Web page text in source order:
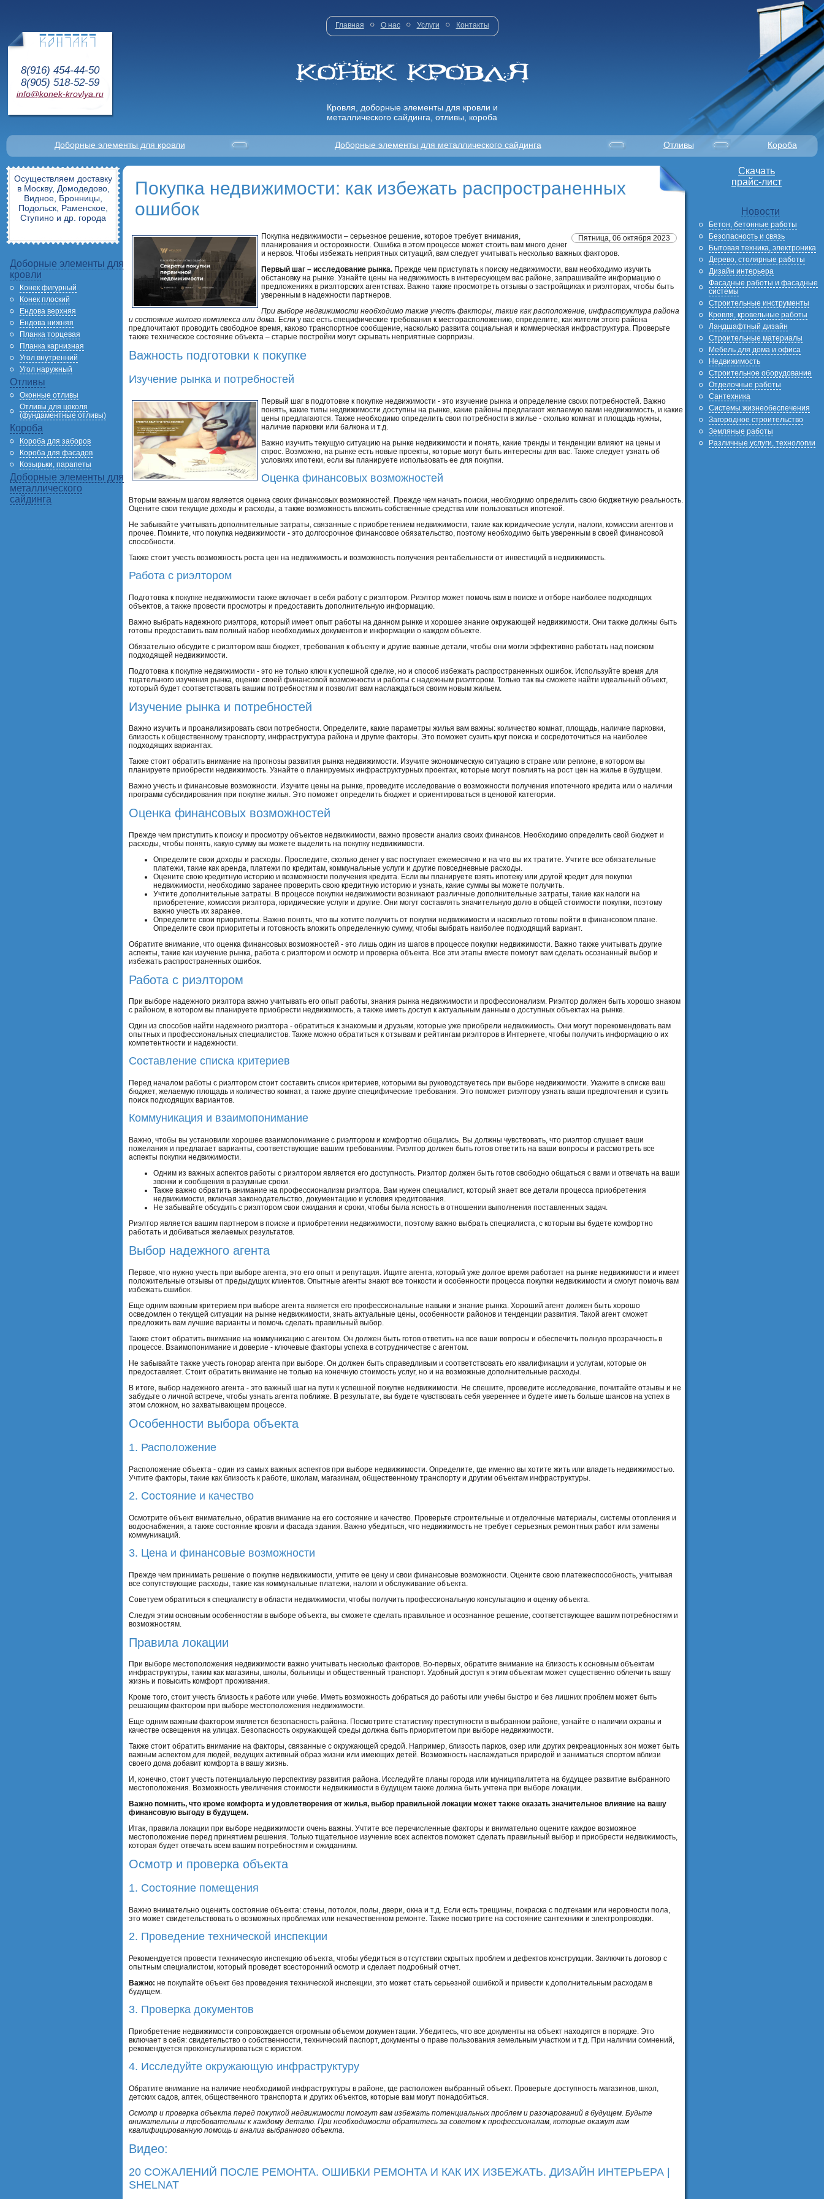
8(916) 454-44-50
8(905) 518-52-59
info@konek-krovlya.ru
Главная О нас Услуги Контакты
Кровля, доборные элементы для кровли и
металлического сайдинга, отливы, короба
Доборные элементы для кровли Доборные элементы для металлического сайдинга Отливы Короба
Осуществляем доставку
в Москву, Домодедово,
Видное, Бронницы,
Подольск, Раменское,
Ступино и др. города
Доборные элементы для
кровли
Конек фигурный
Конек плоский
Ендова верхняя
Ендова нижняя
Планка торцевая
Планка карнизная
Угол внутренний
Угол наружный
Отливы
Оконные отливы
Отливы для цоколя
(фундаментные отливы)
Короба
Короба для заборов
Короба для фасадов
Козырьки, парапеты
Доборные элементы для
металлического
сайдинга
Покупка недвижимости: как избежать распространенных
ошибок
Пятница, 06 октября 2023
Покупка недвижимости – серьезное решение, которое требует внимания,
планирования и осторожности. Ошибка в этом процессе может стоить вам много денег
и нервов. Чтобы избежать неприятных ситуаций, вам следует учитывать несколько важных факторов.
Первый шаг – исследование рынка. Прежде чем приступать к поиску недвижимости, вам необходимо изучить
обстановку на рынке. Узнайте цены на недвижимость в интересующем вас районе, запрашивайте информацию о
предложениях в риэлторских агентствах. Важно также просмотреть отзывы о застройщиках и риэлторах, чтобы быть
уверенным в надежности партнеров.
При выборе недвижимости необходимо также учесть факторы, такие как расположение, инфраструктура района
и состояние жилого комплекса или дома. Если у вас есть специфические требования к месторасположению, определите, как жители этого района
предпочитают проводить свободное время, каково транспортное сообщение, насколько развита социальная и коммерческая инфраструктура. Проверьте
также техническое состояние объекта – старые постройки могут скрывать неприятные сюрпризы.
Важность подготовки к покупке
Изучение рынка и потребностей
Первый шаг в подготовке к покупке недвижимости - это изучение рынка и определение своих потребностей. Важно
понять, какие типы недвижимости доступны на рынке, какие районы предлагают желаемую вами недвижимость, и какие
цены предлагаются. Также необходимо определить свои потребности в жилье - сколько комнат и площадь нужны,
наличие парковки или балкона и т.д.
Важно изучить текущую ситуацию на рынке недвижимости и понять, какие тренды и тенденции влияют на цены и
спрос. Возможно, на рынке есть новые проекты, которые могут быть интересны для вас. Также следует узнать об
условиях ипотеки, если вы планируете использовать ее для покупки.
Оценка финансовых возможностей
Вторым важным шагом является оценка своих финансовых возможностей. Прежде чем начать поиски, необходимо определить свою бюджетную реальность.
Оцените свои текущие доходы и расходы, а также возможность вложить собственные средства или пользоваться ипотекой.
Не забывайте учитывать дополнительные затраты, связанные с приобретением недвижимости, такие как юридические услуги, налоги, комиссии агентов и
прочее. Помните, что покупка недвижимости - это долгосрочное финансовое обязательство, поэтому необходимо быть уверенным в своей финансовой
способности.
Также стоит учесть возможность роста цен на недвижимость и возможность получения рентабельности от инвестиций в недвижимость.
Работа с риэлтором
Подготовка к покупке недвижимости также включает в себя работу с риэлтором. Риэлтор может помочь вам в поиске и отборе наиболее подходящих
объектов, а также провести просмотры и предоставить дополнительную информацию.
Важно выбрать надежного риэлтора, который имеет опыт работы на данном рынке и хорошее знание окружающей недвижимости. Они также должны быть
готовы предоставить вам полный набор необходимых документов и информации о каждом объекте.
Обязательно обсудите с риэлтором ваш бюджет, требования к объекту и другие важные детали, чтобы они могли эффективно работать над поиском
подходящей недвижимости.
Подготовка к покупке недвижимости - это не только ключ к успешной сделке, но и способ избежать распространенных ошибок. Используйте время для
тщательного изучения рынка, оценки своей финансовой возможности и работы с надежным риэлтором. Только так вы сможете найти идеальный объект,
который будет соответствовать вашим потребностям и позволит вам наслаждаться своим новым жильем.
Изучение рынка и потребностей
Важно изучить и проанализировать свои потребности. Определите, какие параметры жилья вам важны: количество комнат, площадь, наличие парковки,
близость к общественному транспорту, инфраструктура района и другие факторы. Это поможет сузить круг поиска и сосредоточиться на наиболее
подходящих вариантах.
Также стоит обратить внимание на прогнозы развития рынка недвижимости. Изучите экономическую ситуацию в стране или регионе, в котором вы
планируете приобрести недвижимость. Узнайте о планируемых инфраструктурных проектах, которые могут повлиять на рост цен на жилье в будущем.
Важно учесть и финансовые возможности. Изучите цены на рынке, проведите исследование о возможности получения ипотечного кредита или о наличии
программ субсидирования при покупке жилья. Это поможет определить бюджет и ориентироваться в ценовой категории.
Оценка финансовых возможностей
Прежде чем приступить к поиску и просмотру объектов недвижимости, важно провести анализ своих финансов. Необходимо определить свой бюджет и
расходы, чтобы понять, какую сумму вы можете выделить на покупку недвижимости.
Определите свои доходы и расходы. Проследите, сколько денег у вас поступает ежемесячно и на что вы их тратите. Учтите все обязательные
платежи, такие как аренда, платежи по кредитам, коммунальные услуги и другие повседневные расходы.
Оцените свою кредитную историю и возможности получения кредита. Если вы планируете взять ипотеку или другой кредит для покупки
недвижимости, необходимо заранее проверить свою кредитную историю и узнать, какие суммы вы можете получить.
Учтите дополнительные затраты. В процессе покупки недвижимости возникают различные дополнительные затраты, такие как налоги на
приобретение, комиссия риэлтора, юридические услуги и другие. Они могут составлять значительную долю в общей стоимости покупки, поэтому
важно учесть их заранее.
Определите свои приоритеты. Важно понять, что вы хотите получить от покупки недвижимости и насколько готовы пойти в финансовом плане.
Определите свои приоритеты и готовность вложить определенную сумму, чтобы выбрать наиболее подходящий вариант.
Обратите внимание, что оценка финансовых возможностей - это лишь один из шагов в процессе покупки недвижимости. Важно также учитывать другие
аспекты, такие как изучение рынка, работа с риэлтором и осмотр и проверка объекта. Все эти этапы вместе помогут вам сделать осознанный выбор и
избежать распространенных ошибок.
Работа с риэлтором
При выборе надежного риэлтора важно учитывать его опыт работы, знания рынка недвижимости и профессионализм. Риэлтор должен быть хорошо знаком
с районом, в котором вы планируете приобрести недвижимость, а также иметь доступ к актуальным данным о доступных объектах на рынке.
Один из способов найти надежного риэлтора - обратиться к знакомым и друзьям, которые уже приобрели недвижимость. Они могут порекомендовать вам
опытных и профессиональных специалистов. Также можно обратиться к отзывам и рейтингам риэлторов в Интернете, чтобы получить информацию о их
компетентности и надежности.
Составление списка критериев
Перед началом работы с риэлтором стоит составить список критериев, которыми вы руководствуетесь при выборе недвижимости. Укажите в списке ваш
бюджет, желаемую площадь и количество комнат, а также другие специфические требования. Это поможет риэлтору узнать ваши предпочтения и сузить
поиск подходящих вариантов.
Коммуникация и взаимопонимание
Важно, чтобы вы установили хорошее взаимопонимание с риэлтором и комфортно общались. Вы должны чувствовать, что риэлтор слушает ваши
пожелания и предлагает варианты, соответствующие вашим требованиям. Риэлтор должен быть готов ответить на ваши вопросы и рассмотреть все
аспекты покупки недвижимости.
Одним из важных аспектов работы с риэлтором является его доступность. Риэлтор должен быть готов свободно общаться с вами и отвечать на ваши
звонки и сообщения в разумные сроки.
Также важно обратить внимание на профессионализм риэлтора. Вам нужен специалист, который знает все детали процесса приобретения
недвижимости, включая законодательство, документацию и условия кредитования.
Не забывайте обсудить с риэлтором свои ожидания и сроки, чтобы была ясность в отношении выполнения поставленных задач.
Риэлтор является вашим партнером в поиске и приобретении недвижимости, поэтому важно выбрать специалиста, с которым вы будете комфортно
работать и добиваться желаемых результатов.
Выбор надежного агента
Первое, что нужно учесть при выборе агента, это его опыт и репутация. Ищите агента, который уже долгое время работает на рынке недвижимости и имеет
положительные отзывы от предыдущих клиентов. Опытные агенты знают все тонкости и особенности процесса покупки недвижимости и смогут помочь вам
избежать ошибок.
Еще одним важным критерием при выборе агента является его профессиональные навыки и знание рынка. Хороший агент должен быть хорошо
осведомлен о текущей ситуации на рынке недвижимости, знать актуальные цены, особенности районов и тенденции развития. Такой агент сможет
предложить вам лучшие варианты и помочь сделать правильный выбор.
Также стоит обратить внимание на коммуникацию с агентом. Он должен быть готов ответить на все ваши вопросы и обеспечить полную прозрачность в
процессе. Взаимопонимание и доверие - ключевые факторы успеха в сотрудничестве с агентом.
Не забывайте также учесть гонорар агента при выборе. Он должен быть справедливым и соответствовать его квалификации и услугам, которые он
предоставляет. Стоит обратить внимание не только на конечную стоимость услуг, но и на возможные дополнительные расходы.
В итоге, выбор надежного агента - это важный шаг на пути к успешной покупке недвижимости. Не спешите, проведите исследование, почитайте отзывы и не
забудьте о личной встрече, чтобы узнать агента поближе. В результате, вы будете чувствовать себя увереннее и будете иметь больше шансов на успех в
этом сложном, но захватывающем процессе.
Особенности выбора объекта
1. Расположение
Расположение объекта - один из самых важных аспектов при выборе недвижимости. Определите, где именно вы хотите жить или владеть недвижимостью.
Учтите факторы, такие как близость к работе, школам, магазинам, общественному транспорту и другим объектам инфраструктуры.
2. Состояние и качество
Осмотрите объект внимательно, обратив внимание на его состояние и качество. Проверьте строительные и отделочные материалы, системы отопления и
водоснабжения, а также состояние кровли и фасада здания. Важно убедиться, что недвижимость не требует серьезных ремонтных работ или замены
коммуникаций.
3. Цена и финансовые возможности
Прежде чем принимать решение о покупке недвижимости, учтите ее цену и свои финансовые возможности. Оцените свою платежеспособность, учитывая
все сопутствующие расходы, такие как коммунальные платежи, налоги и обслуживание объекта.
Советуем обратиться к специалисту в области недвижимости, чтобы получить профессиональную консультацию и оценку объекта.
Следуя этим основным особенностям в выборе объекта, вы сможете сделать правильное и осознанное решение, соответствующее вашим потребностям и
возможностям.
Правила локации
При выборе местоположения недвижимости важно учитывать несколько факторов. Во-первых, обратите внимание на близость к основным объектам
инфраструктуры, таким как магазины, школы, больницы и общественный транспорт. Удобный доступ к этим объектам может существенно облегчить вашу
жизнь и повысить комфорт проживания.
Кроме того, стоит учесть близость к работе или учебе. Иметь возможность добраться до работы или учебы быстро и без лишних проблем может быть
решающим фактором при выборе местоположения недвижимости.
Еще одним важным фактором является безопасность района. Посмотрите статистику преступности в выбранном районе, узнайте о наличии охраны и
качестве освещения на улицах. Безопасность окружающей среды должна быть приоритетом при выборе недвижимости.
Также стоит обратить внимание на факторы, связанные с окружающей средой. Например, близость парков, озер или других рекреационных зон может быть
важным аспектом для людей, ведущих активный образ жизни или имеющих детей. Возможность наслаждаться природой и заниматься спортом вблизи
своего дома добавит комфорта в вашу жизнь.
И, конечно, стоит учесть потенциальную перспективу развития района. Исследуйте планы города или муниципалитета на будущее развитие выбранного
местоположения. Возможность увеличения стоимости недвижимости в будущем также должна быть учтена при выборе локации.
Важно помнить, что кроме комфорта и удовлетворения от жилья, выбор правильной локации может также оказать значительное влияние на вашу
финансовую выгоду в будущем.
Итак, правила локации при выборе недвижимости очень важны. Учтите все перечисленные факторы и внимательно оцените каждое возможное
местоположение перед принятием решения. Только тщательное изучение всех аспектов поможет сделать правильный выбор и приобрести недвижимость,
которая будет отвечать всем вашим потребностям и ожиданиям.
Осмотр и проверка объекта
1. Состояние помещения
Важно внимательно оценить состояние объекта: стены, потолок, полы, двери, окна и т.д. Если есть трещины, покраска с подтеками или неровности пола,
это может свидетельствовать о возможных проблемах или некачественном ремонте. Также посмотрите на состояние сантехники и электропроводки.
2. Проведение технической инспекции
Рекомендуется провести техническую инспекцию объекта, чтобы убедиться в отсутствии скрытых проблем и дефектов конструкции. Заключить договор с
опытным специалистом, который проведет всесторонний осмотр и сделает подробный отчет.
Важно: не покупайте объект без проведения технической инспекции, это может стать серьезной ошибкой и привести к дополнительным расходам в
будущем.
3. Проверка документов
Приобретение недвижимости сопровождается огромным объемом документации. Убедитесь, что все документы на объект находятся в порядке. Это
включает в себя: свидетельство о собственности, технический паспорт, документы о праве пользования земельным участком и т.д. При наличии сомнений,
рекомендуется проконсультироваться с юристом.
4. Исследуйте окружающую инфраструктуру
Обратите внимание на наличие необходимой инфраструктуры в районе, где расположен выбранный объект. Проверьте доступность магазинов, школ,
детских садов, аптек, общественного транспорта и других объектов, которые вам могут понадобиться.
Осмотр и проверка объекта перед покупкой недвижимости помогут вам избежать потенциальных проблем и разочарований в будущем. Будьте
внимательны и требовательны к каждому деталю. При необходимости обратитесь за советом к профессионалам, которые окажут вам
квалифицированную помощь и анализ выбранного объекта.
Видео:
20 СОЖАЛЕНИЙ ПОСЛЕ РЕМОНТА. ОШИБКИ РЕМОНТА И КАК ИХ ИЗБЕЖАТЬ. ДИЗАЙН ИНТЕРЬЕРА |
SHELNAT
Скачать
прайс-лист
Новости
Бетон, бетонные работы
Безопасность и связь
Бытовая техника, электроника
Дерево, столярные работы
Дизайн интерьера
Фасадные работы и фасадные
системы
Строительные инструменты
Кровля, кровельные работы
Ландшафтный дизайн
Строительные материалы
Мебель для дома и офиса
Недвижимость
Строительное оборудование
Отделочные работы
Сантехника
Системы жизнеобеспечения
Загородное строительство
Земляные работы
Различные услуги, технологии